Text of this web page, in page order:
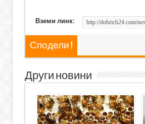
Вземи линк:
Сподели !
Други новини